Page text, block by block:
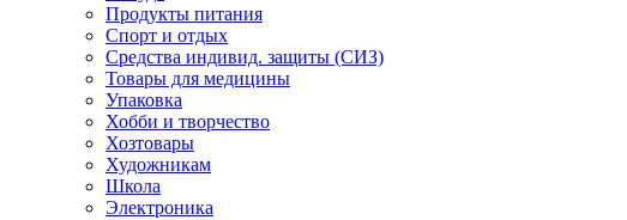
Продукты питания
Спорт и отдых
Средства индивид. защиты (СИЗ)
Товары для медицины
Упаковка
Хобби и творчество
Хозтовары
Художникам
Школа
Электроника